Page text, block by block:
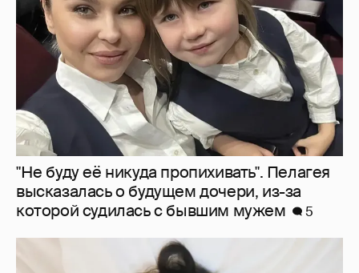
"Не буду её никуда пропихивать". Пелагея
высказалась о будущем дочери, из-за
которой судилась с бывшим мужем
5